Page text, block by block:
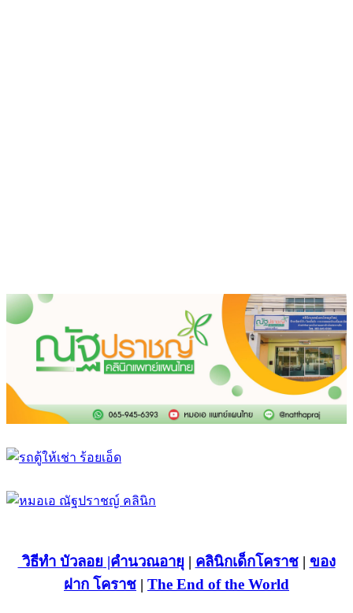
วิธีทำ บัวลอย |คำนวณอายุ | คลินิกเด็กโคราช| ของ
ฝาก โคราช | The End of the World